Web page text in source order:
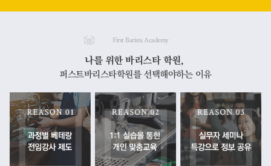
First Barista Academy
나를 위한 바리스타 학원,
퍼스트바리스타학원를 선택해야하는 이유